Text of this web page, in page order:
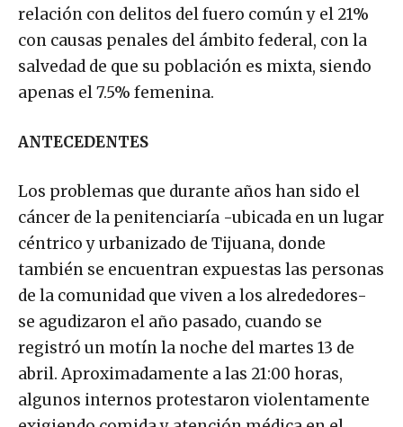
relación con delitos del fuero común y el 21%
con causas penales del ámbito federal, con la
salvedad de que su población es mixta, siendo
apenas el 7.5% femenina.
ANTECEDENTES
Los problemas que durante años han sido el
cáncer de la penitenciaría -ubicada en un lugar
céntrico y urbanizado de Tijuana, donde
también se encuentran expuestas las personas
de la comunidad que viven a los alrededores-
se agudizaron el año pasado, cuando se
registró un motín la noche del martes 13 de
abril. Aproximadamente a las 21:00 horas,
algunos internos protestaron violentamente